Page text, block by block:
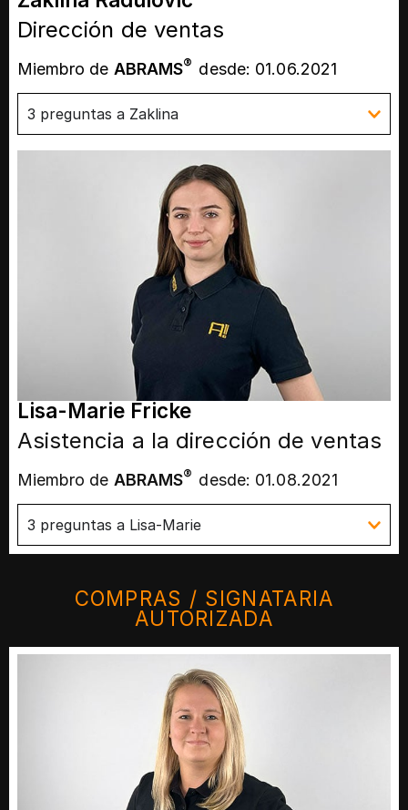
Dirección de ventas
Miembro de ABRAMS® desde: 01.06.2021
3 preguntas a Zaklina
Lisa-Marie Fricke
Asistencia a la dirección de ventas
Miembro de ABRAMS® desde: 01.08.2021
3 preguntas a Lisa-Marie
COMPRAS / SIGNATARIA
AUTORIZADA